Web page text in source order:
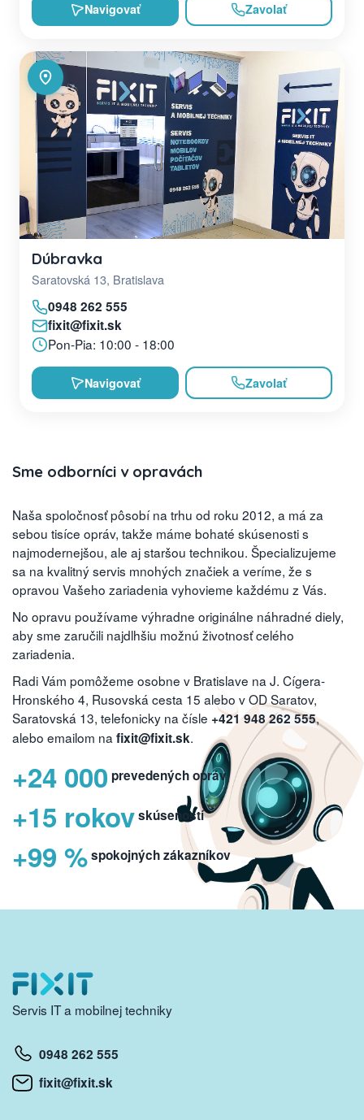
Navigovať Zavolať
Dúbravka
Saratovská 13, Bratislava
0948 262 555
fixit@fixit.sk
Pon-Pia: 10:00 - 18:00
Navigovať Zavolať
Sme odborníci v opravách
Naša spoločnosť pôsobí na trhu od roku 2012, a má za
sebou tisíce opráv, takže máme bohaté skúsenosti s
najmodernejšou, ale aj staršou technikou. Špecializujeme
sa na kvalitný servis mnohých značiek a veríme, že s
opravou Vašeho zariadenia vyhovieme každému z Vás.
No opravu používame výhradne originálne náhradné diely,
aby sme zaručili najdlhšiu možnú životnosť celého
zariadenia.
Radi Vám pomôžeme osobne v Bratislave na J. Cígera-
Hronského 4, Rusovská cesta 15 alebo v OD Saratov,
Saratovská 13, telefonicky na čísle +421 948 262 555,
alebo emailom na fixit@fixit.sk.
+24 000 prevedených opráv
+15 rokovskúseností
+99 %spokojných zákazníkov
Servis IT a mobilnej techniky
0948 262 555
fixit@fixit.sk